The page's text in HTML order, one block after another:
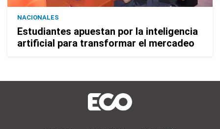
NACIONALES
Estudiantes apuestan por la inteligencia
artificial para transformar el mercadeo